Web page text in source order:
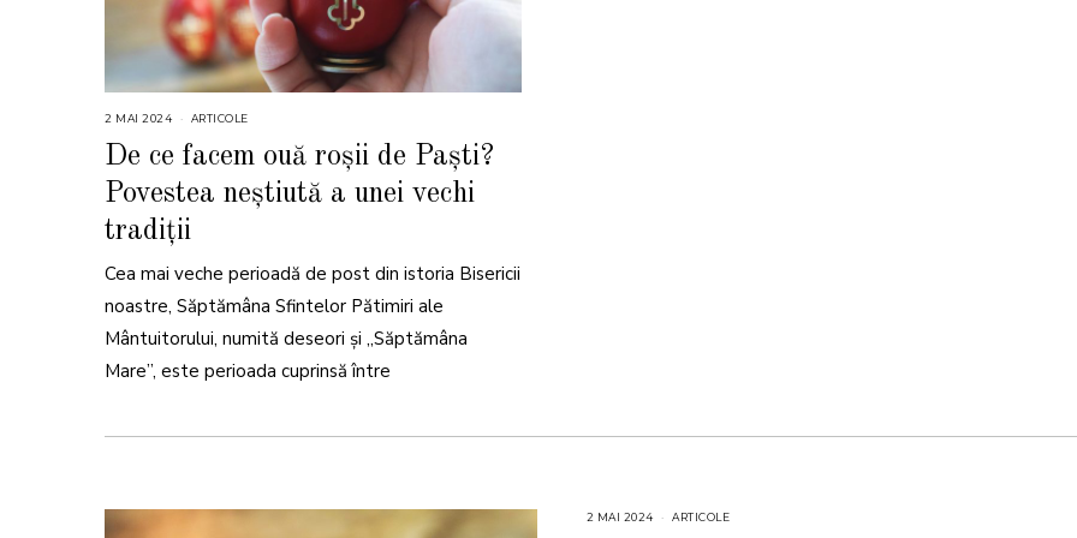
2 MAI 2024
I
0
2
4
ARTICOLE
De ce facem ouă roșii de Paști?
Povestea neștiută a unei vechi
tradiții
Cea mai veche perioadă de post din istoria Bisericii
noastre, Săptămâna Sfintelor Pătimiri ale
Mântuitorului, numită deseori și „Săptămâna
Mare”, este perioada cuprinsă între
2 MAI 2024 ARTICOLE